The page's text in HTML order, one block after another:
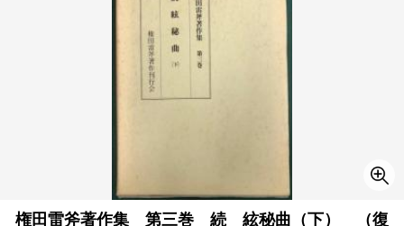
権田雷斧著作集 第三巻 続 絃秘曲（下） （復